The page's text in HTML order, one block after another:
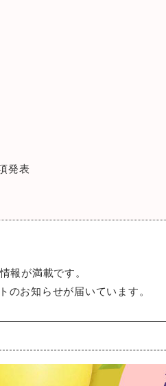
発表
報が満載です。
お知らせが届いています。